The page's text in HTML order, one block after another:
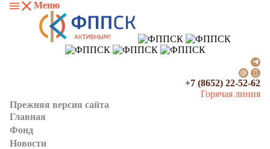
Меню
+7 (8652) 22-52-62
Горячая линия
Прежняя версия сайта
Главная
Фонд
Новости